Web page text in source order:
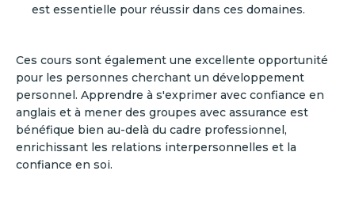
est essentielle pour réussir dans ces domaines.
Ces cours sont également une excellente opportunité
pour les personnes cherchant un développement
personnel. Apprendre à s'exprimer avec confiance en
anglais et à mener des groupes avec assurance est
bénéfique bien au-delà du cadre professionnel,
enrichissant les relations interpersonnelles et la
confiance en soi.